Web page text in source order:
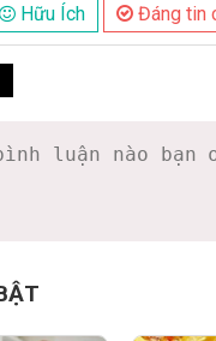
Hữu Ích
Đáng tin